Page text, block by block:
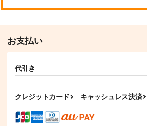
お支払い
代引き
クレジットカード キャッシュレス決済